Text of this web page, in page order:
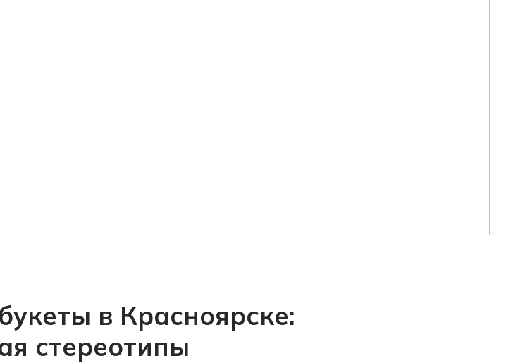
в Красноярске:
стереотипы